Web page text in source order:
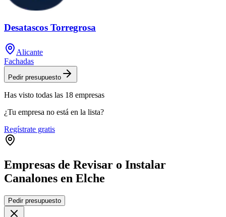
Desatascos Torregrosa
Alicante
Fachadas
Pedir presupuesto
Has visto todas las 18 empresas
¿Tu empresa no está en la lista?
Regístrate gratis
Empresas de Revisar o Instalar
Canalones en Elche
+
Pedir presupuesto